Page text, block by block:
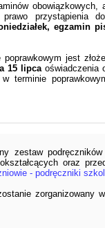
obowiązkowych,
przystąpienia
egzamin
jest
15 lipcaoświadczenia
terminie
zestaw
oraz
- podręczniki
zorganizowany